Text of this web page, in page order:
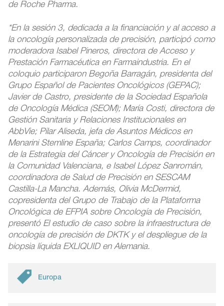
de Roche Pharma.
*En la sesión 3, dedicada a la financiación y al acceso a
la oncología personalizada de precisión, participó como
moderadora Isabel Pineros, directora de Acceso y
Prestación Farmacéutica en Farmaindustria. En el
coloquio participaron Begoña Barragán, presidenta del
Grupo Español de Pacientes Oncológicos (GEPAC);
Javier de Castro, presidente de la Sociedad Española
de Oncología Médica (SEOM); María Costi, directora de
Gestión Sanitaria y Relaciones Institucionales en
AbbVie; Pilar Aliseda, jefa de Asuntos Médicos en
Menarini Stemline España; Carlos Camps, coordinador
de la Estrategia del Cáncer y Oncología de Precisión en
la Comunidad Valenciana, e Isabel López Sanromán,
coordinadora de Salud de Precisión en SESCAM
Castilla-La Mancha. Además, Olivia McDermid,
copresidenta del Grupo de Trabajo de la Plataforma
Oncológica de EFPIA sobre Oncología de Precisión,
presentó El estudio de caso sobre la infraestructura de
oncología de precisión de DKTK y el despliegue de la
biopsia líquida EXLIQUID en Alemania.
Europa